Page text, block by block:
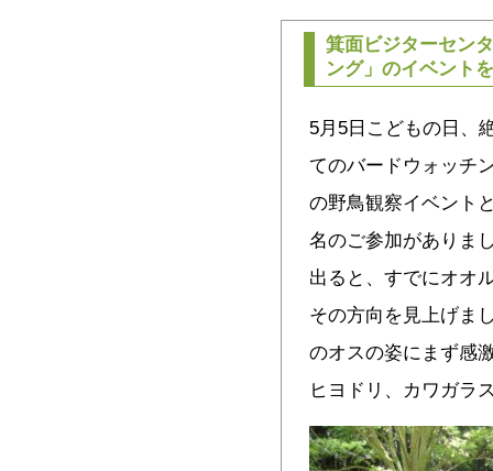
箕面ビジターセン
ング」のイベント
5月5日こどもの日、
てのバードウォッチ
の野鳥観察イベント
名のご参加がありま
出ると、すでにオオ
その方向を見上げま
のオスの姿にまず感
ヒヨドリ、カワガラ